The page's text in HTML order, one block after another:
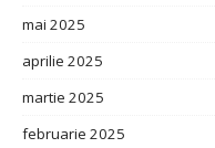
mai 2025
aprilie 2025
martie 2025
februarie 2025